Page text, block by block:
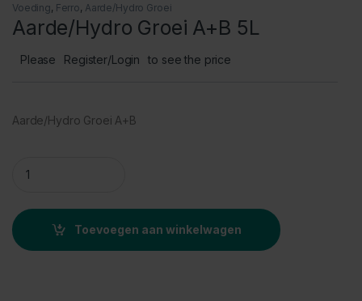
Voeding, Ferro, Aarde/Hydro Groei
Aarde/Hydro Groei A+B 5L
Please Register/Login to see the price
Aarde/Hydro Groei A+B
Toevoegen aan winkelwagen